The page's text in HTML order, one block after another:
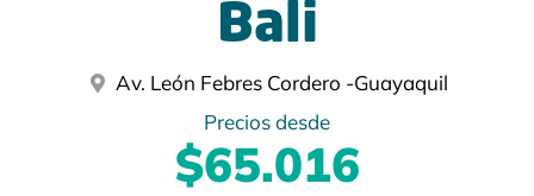
Bali
Av. León Febres Cordero -Guayaquil
Precios desde
$65.016